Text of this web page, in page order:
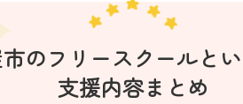
のフリースクールと
支援内容まとめ